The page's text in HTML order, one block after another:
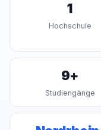
1
Hochschule
9+
Studiengänge